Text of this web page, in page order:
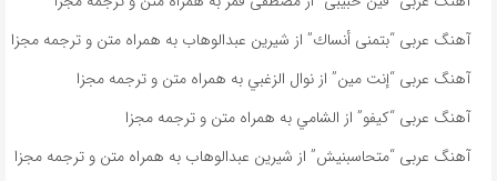
آهنگ عربی “بتمنى أنساك” از شیرین عبدالوهاب به همراه متن و ترجمه مجزا
آهنگ عربی “إنت مين” از نوال الزغبي به همراه متن و ترجمه مجزا
آهنگ عربی “كيفو” از الشامي به همراه متن و ترجمه مجزا
آهنگ عربی “متحاسبنیش” از شیرین عبدالوهاب به همراه متن و ترجمه مجزا